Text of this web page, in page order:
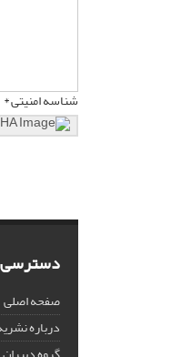
شناسه امنیتی *
صفحه اصلی
درباره